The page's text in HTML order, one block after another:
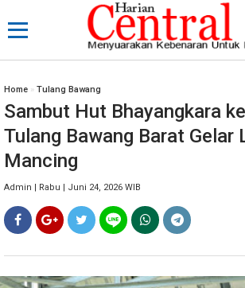
Home » Tulang Bawang
Sambut Hut Bhayangkara
Tulang Bawang Barat Gelar
Mancing
Admin | Rabu | Juni 24, 2026 WIB